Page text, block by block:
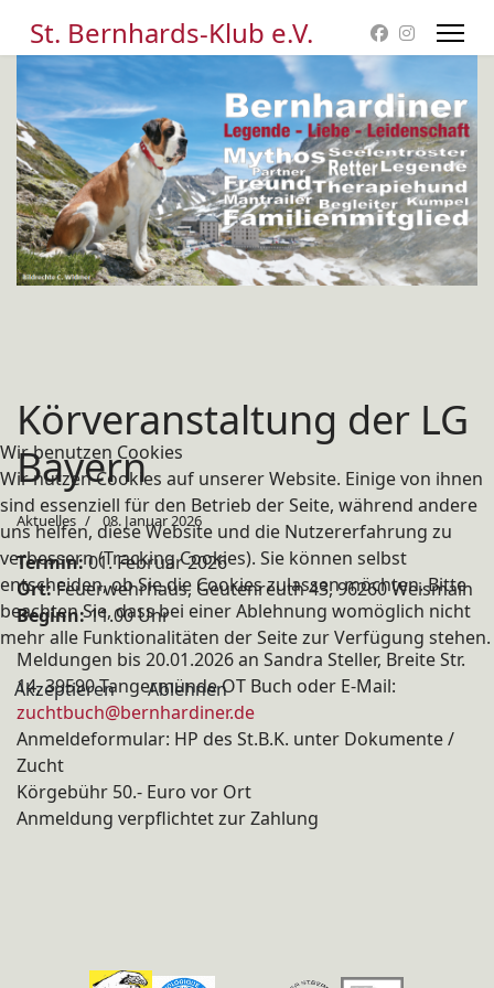
St. Bernhards-Klub e.V.
Körveranstaltung der LG
Bayern
Aktuelles 08. Januar 2026
Termin:01. Februar 2026
Ort:Feuerwehrhaus, Geutenreuth 43, 96260 Weismain
Beginn:11.00 Uhr
Meldungen bis 20.01.2026 an Sandra Steller, Breite Str.
14, 39590 Tangermünde OT Buch oder E-Mail:
zuchtbuch@bernhardiner.de
Anmeldeformular: HP des St.B.K. unter Dokumente /
Zucht
Körgebühr 50.- Euro vor Ort
Anmeldung verpflichtet zur Zahlung
Wir benutzen Cookies
Wir nutzen Cookies auf unserer Website. Einige von ihnen
sind essenziell für den Betrieb der Seite, während andere
uns helfen, diese Website und die Nutzererfahrung zu
verbessern (Tracking Cookies). Sie können selbst
entscheiden, ob Sie die Cookies zulassen möchten. Bitte
beachten Sie, dass bei einer Ablehnung womöglich nicht
mehr alle Funktionalitäten der Seite zur Verfügung stehen.
Akzeptieren Ablehnen